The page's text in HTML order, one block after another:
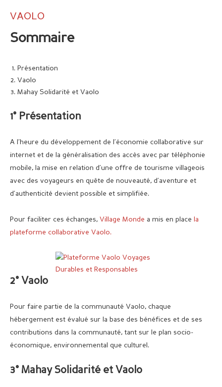
VAOLO
Sommaire
Présentation
Vaolo
Mahay Solidarité et Vaolo
1° Présentation
A l’heure du développement de l’économie collaborative sur
internet et de la généralisation des accès avec par téléphonie
mobile, la mise en relation d’une offre de tourisme villageois
avec des voyageurs en quête de nouveauté, d’aventure et
d’authenticité devient possible et simplifiée.
Pour faciliter ces échanges, Village Monde a mis en place
la
plateforme collaborative Vaolo.
2° Vaolo
Pour faire partie de la communauté Vaolo, chaque
hébergement est évalué sur la base des bénéfices et de ses
contributions dans la communauté, tant sur le plan socio-
économique, environnemental que culturel.
3° Mahay Solidarité et Vaolo